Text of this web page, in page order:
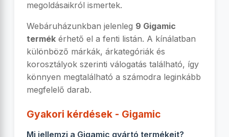
megoldásaikról ismertek.
Webáruházunkban jelenleg 9 Gigamic
termék érhető el a fenti listán. A kínálatban
különböző márkák, árkategóriák és
korosztályok szerinti válogatás található, így
könnyen megtalálható a számodra leginkább
megfelelő darab.
Gyakori kérdések - Gigamic
Mi jellemzi a Gigamic gyártó termékeit?